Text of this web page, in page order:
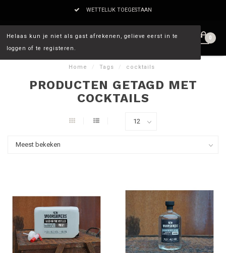
WETTELIJK TOEGESTAAN
0
Home / Tags / cocktails
Helaas kun je niet als gast afrekenen, gelieve eerst in te
loggen of te registeren.
PRODUCTEN GETAGD MET
COCKTAILS